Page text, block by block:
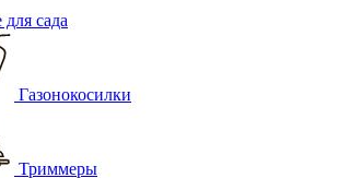
для сада
Газонокосилки
Триммеры